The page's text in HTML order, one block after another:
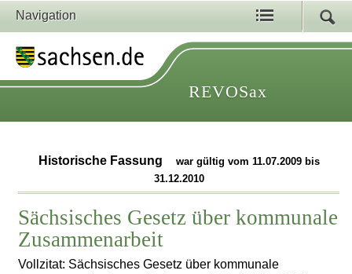
Navigation
REVOSax
Historische Fassung
war gültig vom 11.07.2009 bis
31.12.2010
Sächsisches Gesetz über kommunale
Zusammenarbeit
Vollzitat: Sächsisches Gesetz über kommunale